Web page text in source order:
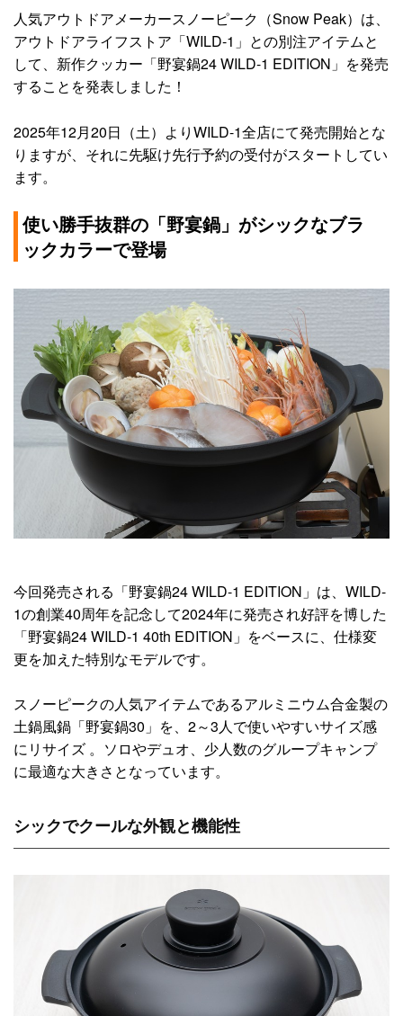
人気アウトドアメーカースノーピーク（Snow Peak）は、
アウトドアライフストア「WILD-1」との別注アイテムと
して、新作クッカー「野宴鍋24 WILD-1 EDITION」を発売
することを発表しました！
2025年12月20日（土）よりWILD-1全店にて発売開始とな
りますが、それに先駆け先行予約の受付がスタートしてい
ます。
使い勝手抜群の「野宴鍋」がシックなブラ
ックカラーで登場
今回発売される「野宴鍋24 WILD-1 EDITION」は、WILD-
1の創業40周年を記念して2024年に発売され好評を博した
「野宴鍋24 WILD-1 40th EDITION」をベースに、仕様変
更を加えた特別なモデルです。
スノーピークの人気アイテムであるアルミニウム合金製の
土鍋風鍋「野宴鍋30」を、2～3人で使いやすいサイズ感
にリサイズ 。ソロやデュオ、少人数のグループキャンプ
に最適な大きさとなっています。
シックでクールな外観と機能性